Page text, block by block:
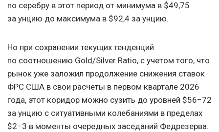
по серебру в этот период от минимума в $49,75
за унцию до максимума в $92,4 за унцию.
Но при сохранении текущих тенденций
по соотношению Gold/Silver Ratio, с учетом того, что
рынок уже заложил продолжение снижения ставок
ФРС США в свои расчеты в первом квартале 2026
года, этот коридор можно сузить до уровней $56−72
за унцию с ситуативными колебаниями в пределах
$2−3 в моменты очередных заседаний Федрезерва.